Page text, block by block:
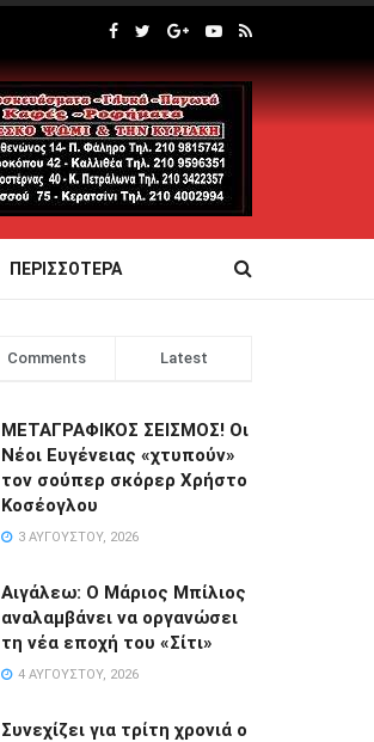
ΠΕΡΙΣΣΟΤΕΡΑ
Comments Latest
ΜΕΤΑΓΡΑΦΙΚΟΣ ΣΕΙΣΜΟΣ! Οι
Νέοι Ευγένειας «χτυπούν»
τον σούπερ σκόρερ Χρήστο
Κοσέογλου
3 ΑΥΓΟΎΣΤΟΥ, 2026
Αιγάλεω: Ο Μάριος Μπίλιος
αναλαμβάνει να οργανώσει
τη νέα εποχή του «Σίτι»
4 ΑΥΓΟΎΣΤΟΥ, 2026
Συνεχίζει για τρίτη χρονιά ο